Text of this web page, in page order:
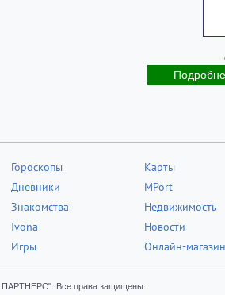
Гороскопы
Дневники
Знакомства
Ivona
Игры
Карты
MPort
Недвижимость
Новости
Онлайн-магазин
Все права защищены.